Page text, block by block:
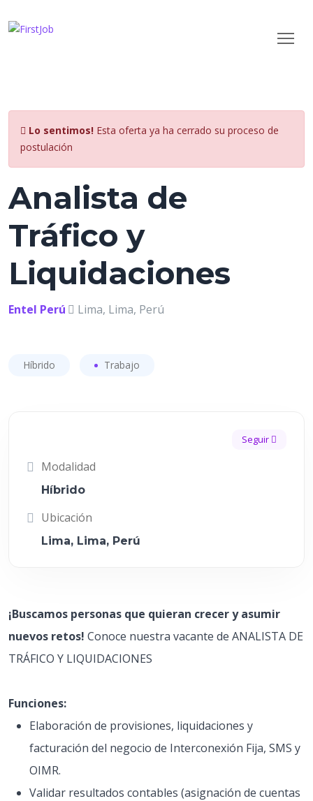
Lo sentimos! Esta oferta ya ha cerrado su proceso de
postulación
Analista de
Tráfico y
Liquidaciones
Entel Perú Lima, Lima, Perú
Híbrido Trabajo
Seguir
Modalidad
Híbrido
Ubicación
Lima, Lima, Perú
¡Buscamos personas que quieran crecer y asumir
nuevos retos! Conoce nuestra vacante de ANALISTA DE
TRÁFICO Y LIQUIDACIONES
Funciones:
Elaboración de provisiones, liquidaciones y
facturación del negocio de Interconexión Fija, SMS y
OIMR.
Validar resultados contables (asignación de cuentas